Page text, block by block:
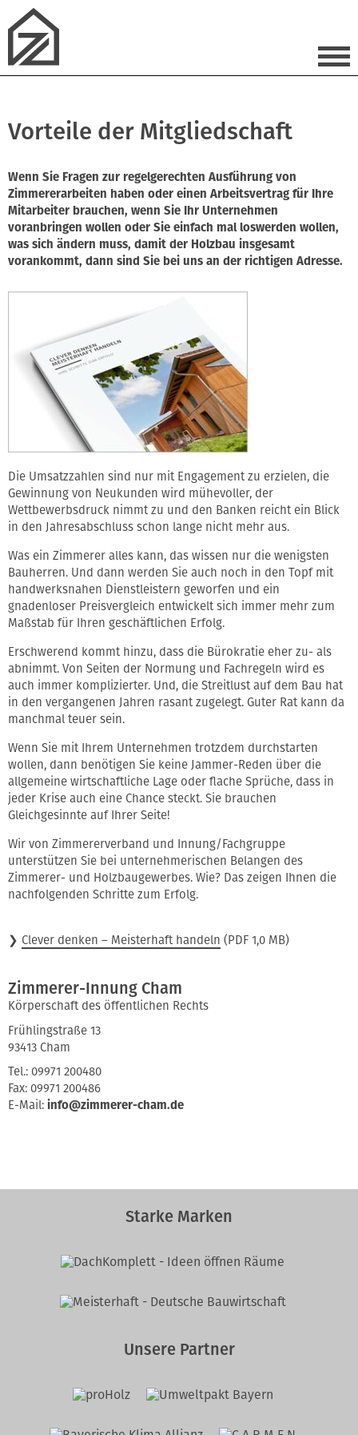
Vorteile der Mitgliedschaft
Wenn Sie Fragen zur regelgerechten Ausführung von
Zimmererarbeiten haben oder einen Arbeitsvertrag für Ihre
Mitarbeiter brauchen, wenn Sie Ihr Unternehmen
voranbringen wollen oder Sie einfach mal loswerden wollen,
was sich ändern muss, damit der Holzbau insgesamt
vorankommt, dann sind Sie bei uns an der richtigen Adresse.
Die Umsatzzahlen sind nur mit Engagement zu erzielen, die
Gewinnung von Neukunden wird mühevoller, der
Wettbewerbsdruck nimmt zu und den Banken reicht ein Blick
in den Jahresabschluss schon lange nicht mehr aus.
Was ein Zimmerer alles kann, das wissen nur die wenigsten
Bauherren. Und dann werden Sie auch noch in den Topf mit
handwerksnahen Dienstleistern geworfen und ein
gnadenloser Preisvergleich entwickelt sich immer mehr zum
Maßstab für Ihren geschäftlichen Erfolg.
Erschwerend kommt hinzu, dass die Bürokratie eher zu- als
abnimmt. Von Seiten der Normung und Fachregeln wird es
auch immer komplizierter. Und, die Streitlust auf dem Bau hat
in den vergangenen Jahren rasant zugelegt. Guter Rat kann da
manchmal teuer sein.
Wenn Sie mit Ihrem Unternehmen trotzdem durchstarten
wollen, dann benötigen Sie keine Jammer-Reden über die
allgemeine wirtschaftliche Lage oder flache Sprüche, dass in
jeder Krise auch eine Chance steckt. Sie brauchen
Gleichgesinnte auf Ihrer Seite!
Wir von Zimmererverband und Innung/Fachgruppe
unterstützen Sie bei unternehmerischen Belangen des
Zimmerer- und Holzbaugewerbes. Wie? Das zeigen Ihnen die
nachfolgenden Schritte zum Erfolg.
❯ Clever denken – Meisterhaft handeln (PDF 1,0 MB)
Zimmerer-Innung Cham
Körperschaft des öffentlichen Rechts
Frühlingstraße 13
93413 Cham
Tel.: 09971 200480
Fax: 09971 200486
E-Mail: info@zimmerer-cham.de
Starke Marken
Unsere Partner